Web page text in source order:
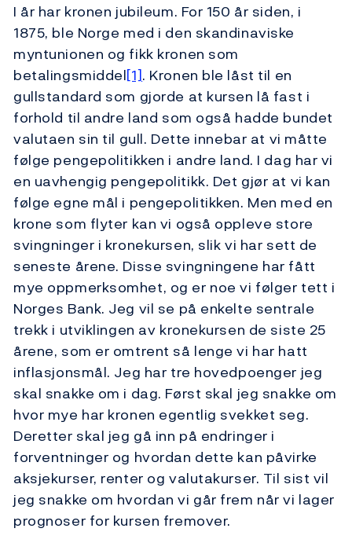
I år har kronen jubileum. For 150 år siden, i
1875, ble Norge med i den skandinaviske
myntunionen og fikk kronen som
betalingsmiddel[1]. Kronen ble låst til en
gullstandard som gjorde at kursen lå fast i
forhold til andre land som også hadde bundet
valutaen sin til gull. Dette innebar at vi måtte
følge pengepolitikken i andre land. I dag har vi
en uavhengig pengepolitikk. Det gjør at vi kan
følge egne mål i pengepolitikken. Men med en
krone som flyter kan vi også oppleve store
svingninger i kronekursen, slik vi har sett de
seneste årene. Disse svingningene har fått
mye oppmerksomhet, og er noe vi følger tett i
Norges Bank. Jeg vil se på enkelte sentrale
trekk i utviklingen av kronekursen de siste 25
årene, som er omtrent så lenge vi har hatt
inflasjonsmål. Jeg har tre hovedpoenger jeg
skal snakke om i dag. Først skal jeg snakke om
hvor mye har kronen egentlig svekket seg.
Deretter skal jeg gå inn på endringer i
forventninger og hvordan dette kan påvirke
aksjekurser, renter og valutakurser. Til sist vil
jeg snakke om hvordan vi går frem når vi lager
prognoser for kursen fremover.